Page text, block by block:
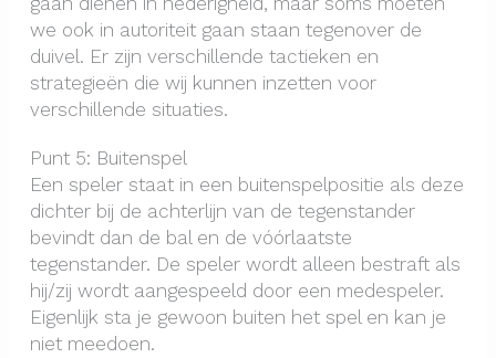
we ook in autoriteit gaan staan tegenover de
duivel. Er zijn verschillende tactieken en
strategieën die wij kunnen inzetten voor
verschillende situaties.
Punt 5: Buitenspel
Een speler staat in een buitenspelpositie als deze
dichter bij de achterlijn van de tegenstander
bevindt dan de bal en de vóórlaatste
tegenstander. De speler wordt alleen bestraft als
hij/zij wordt aangespeeld door een medespeler.
Eigenlijk sta je gewoon buiten het spel en kan je
niet meedoen.